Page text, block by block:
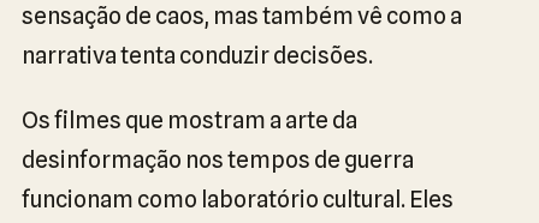
sensação de caos, mas também vê como a
narrativa tenta conduzir decisões.
Os filmes que mostram a arte da
desinformação nos tempos de guerra
funcionam como laboratório cultural. Eles